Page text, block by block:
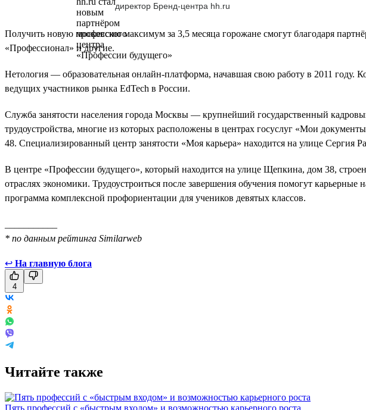
директор Бренд-центра hh.ru
Получить новую профессию максимум за 3,5 месяца горожане смогут благодаря
«Профессионал» и другие.
Нетология — образовательная онлайн-платформа, начавшая свою работу в 2011
ведущих участников рынка EdTech в России.
Служба занятости населения города Москвы — крупнейший государственный
трудоустройства, многие из которых расположены в центрах госуслуг «Мои
48. Специализированный центр занятости «Моя карьера» находится на улице Сергия
В центре «Профессии будущего», который находится на улице Щепкина, дом 38,
отраслях экономики. Трудоустроиться после завершения обучения помогут карьерные
программа комплексной профориентации для учеников девятых классов.
* по данным рейтинга Similarweb
↩ На главную блога
4
Читайте также
Пять профессий с «быстрым входом» и возможностью карьерного роста